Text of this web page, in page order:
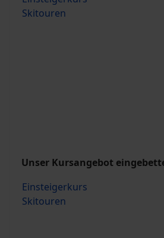
Skitouren
Unser Kursangebot
Einsteigerkurs
Skitouren